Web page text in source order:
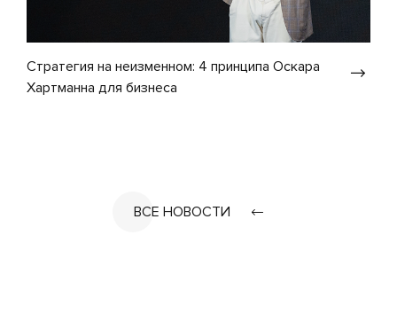
Стратегия на неизменном: 4 принципа Оскара
Хартманна для бизнеса
ВСЕ НОВОСТИ